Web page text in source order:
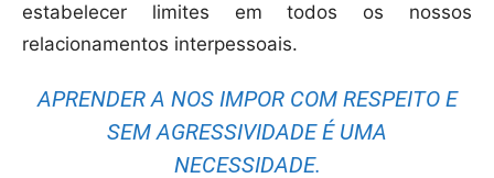
estabelecer limites em todos os nossos
relacionamentos interpessoais.
APRENDER A NOS IMPOR COM RESPEITO E
SEM AGRESSIVIDADE É UMA
NECESSIDADE.